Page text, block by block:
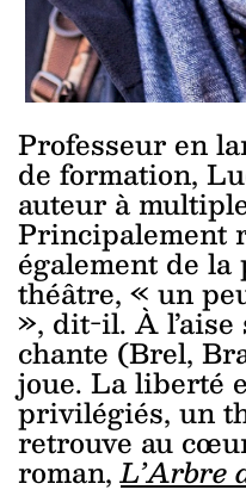
Professeur en
de formation,
auteur à
Principalement
également de la
théâtre, « un
», dit-il. À
chante (Brel,
joue. La liberté
privilégiés, un
retrouve au
roman,L’Arbre